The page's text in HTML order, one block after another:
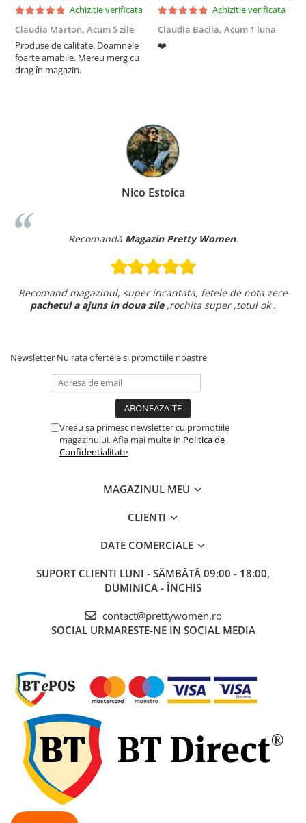
Achizitie verificata
Claudia Marton, Acum 5 zile
Produse de calitate. Doamnele
foarte amabile. Mereu merg cu
drag în magazin.
Achizitie verificata
Claudia Bacila, Acum 1 luna
❤️
Nico Estoica
Recomandă Magazin Pretty Women.
Recomand magazinul, super incantata, fetele de nota zece
pachetul a ajuns in doua zile,rochita super ,totul ok .
Newsletter Nu rata ofertele si promotiile noastre
Vreau sa primesc newsletter cu promotiile
magazinului. Afla mai multe in Politica de
Confidentialitate
MAGAZINUL MEU
CLIENTI
DATE COMERCIALE
SUPORT CLIENTI LUNI - SÂMBĂTĂ 09:00 - 18:00,
DUMINICA - ÎNCHIS
contact@prettywomen.ro
SOCIAL URMARESTE-NE IN SOCIAL MEDIA